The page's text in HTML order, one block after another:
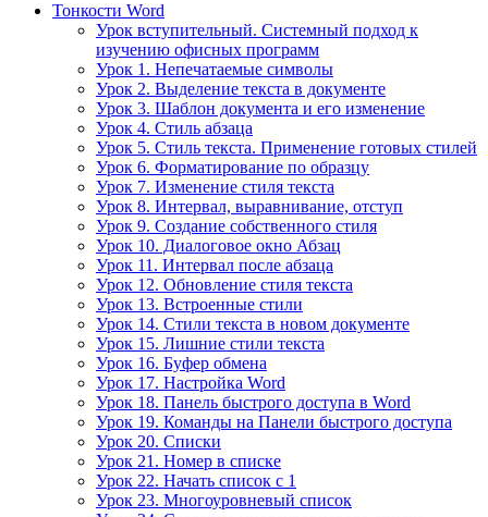
Тонкости Word
Урок вступительный. Системный подход к
изучению офисных программ
Урок 1. Непечатаемые символы
Урок 2. Выделение текста в документе
Урок 3. Шаблон документа и его изменение
Урок 4. Стиль абзаца
Урок 5. Стиль текста. Применение готовых стилей
Урок 6. Форматирование по образцу
Урок 7. Изменение стиля текста
Урок 8. Интервал, выравнивание, отступ
Урок 9. Создание собственного стиля
Урок 10. Диалоговое окно Абзац
Урок 11. Интервал после абзаца
Урок 12. Обновление стиля текста
Урок 13. Встроенные стили
Урок 14. Стили текста в новом документе
Урок 15. Лишние стили текста
Урок 16. Буфер обмена
Урок 17. Настройка Word
Урок 18. Панель быстрого доступа в Word
Урок 19. Команды на Панели быстрого доступа
Урок 20. Списки
Урок 21. Номер в списке
Урок 22. Начать список с 1
Урок 23. Многоуровневый список